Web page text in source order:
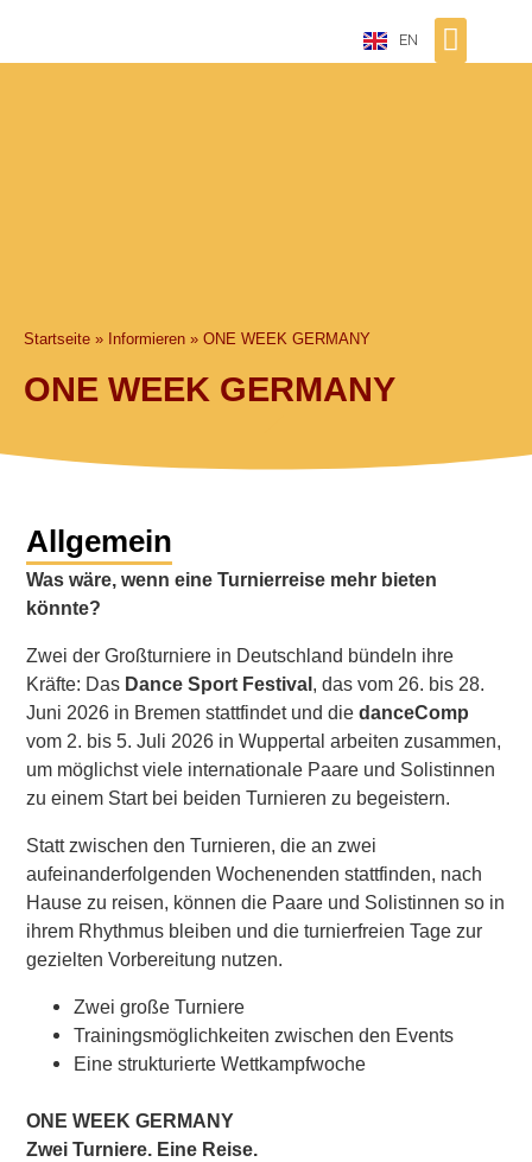
EN
Startseite » Informieren » ONE WEEK GERMANY
ONE WEEK GERMANY
Allgemein
Was wäre, wenn eine Turnierreise mehr bieten
könnte?
Zwei der Großturniere in Deutschland bündeln ihre
Kräfte: Das Dance Sport Festival, das vom 26. bis 28.
Juni 2026 in Bremen stattfindet und diedanceComp
vom 2. bis 5. Juli 2026 in Wuppertal arbeiten zusammen,
um möglichst viele internationale Paare und Solistinnen
zu einem Start bei beiden Turnieren zu begeistern.
Statt zwischen den Turnieren, die an zwei
aufeinanderfolgenden Wochenenden stattfinden, nach
Hause zu reisen, können die Paare und Solistinnen so in
ihrem Rhythmus bleiben und die turnierfreien Tage zur
gezielten Vorbereitung nutzen.
Zwei große Turniere
Trainingsmöglichkeiten zwischen den Events
Eine strukturierte Wettkampfwoche
ONE WEEK GERMANY
Zwei Turniere. Eine Reise.